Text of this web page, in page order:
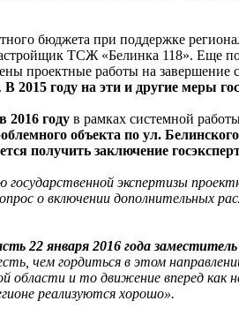
бюджета при поддержке
ТСЖ «Белинка 118». Еще
проектные работы на завершение
В 2015 году на эти и другие меры
в 2016 году в рамках системной
объекта по ул.
получить заключение
государственной экспертизы
о включении
22 января 2016 года
чем гордиться в этом
области и то движение вперед
реализуются хорошо».